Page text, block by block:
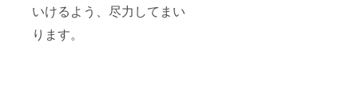
いけるよう、尽力してまい
ります。